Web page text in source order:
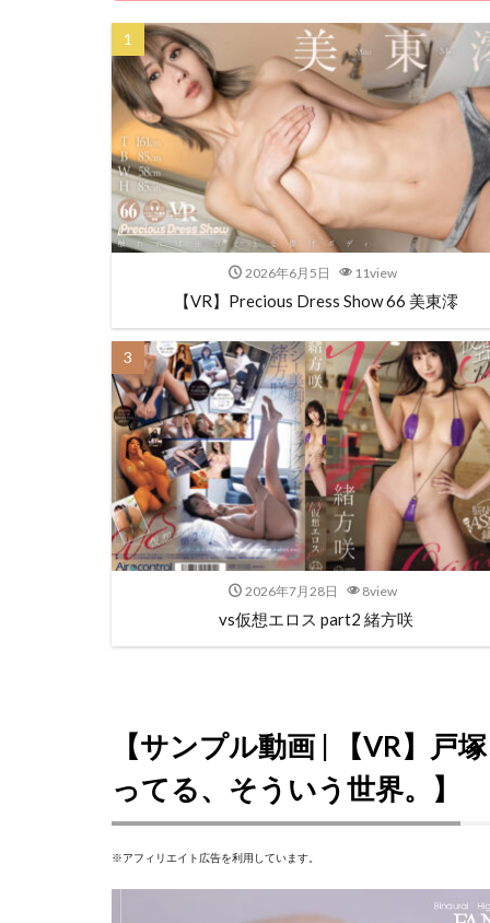
2026年6月5日 11view
【VR】Precious Dress Show 66 美東澪
2026年7月28日 8view
vs仮想エロス part2 緒方咲
【サンプル動画 | 【VR】戸
ってる、そういう世界。】
※アフィリエイト広告を利用しています。